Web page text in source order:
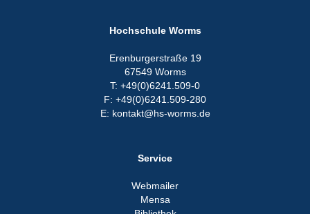
Hochschule Worms
Erenburgerstraße 19
67549 Worms
T: +49(0)6241.509-0
F: +49(0)6241.509-280
E: kontakt@hs-worms.de
Service
Webmailer
Mensa